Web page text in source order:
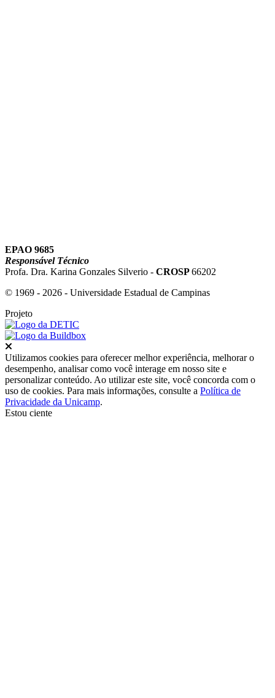
EPAO 9685
Responsável Técnico
Profa. Dra. Karina Gonzales Silverio - CROSP66202
© 1969 - 2026 - Universidade Estadual de Campinas
Projeto
Utilizamos cookies para oferecer melhor experiência, melhorar o
desempenho, analisar como você interage em nosso site e
personalizar conteúdo. Ao utilizar este site, você concorda com o
uso de cookies. Para mais informações, consulte a Política de
Privacidade da Unicamp.
Estou ciente